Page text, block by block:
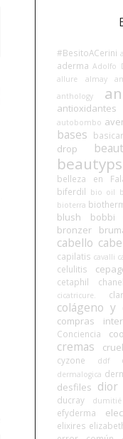
#BesitoACerini a
aderma Adolfo
allure almay
anthology
antioxidantes
autobombo
bases
drop
beautyps
belleza en
biferdil bio oil
bioterra
blush bobbi
bronzer
cabello
capilatis cavalli
celulitis
cetaphil
chanel
cicatricure.
colágeno y
compras
Conciencia
cremas
cyzone
ddf
dermalogica
desfiles dior
ducray
dumitié
efyderma
elixires